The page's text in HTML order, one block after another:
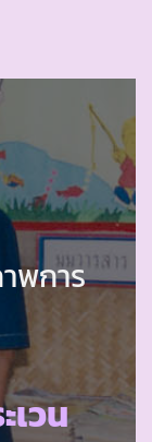
พการ
เวน